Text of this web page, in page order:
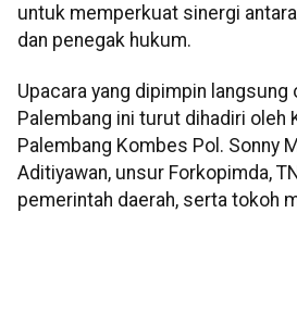
untuk memperkuat sinergi
dan penegak hukum.
Upacara yang dipimpin langsung
Palembang ini turut dihadiri oleh
Palembang Kombes Pol. Sonny
Aditiyawan, unsur Forkopimda,
pemerintah daerah, serta tokoh